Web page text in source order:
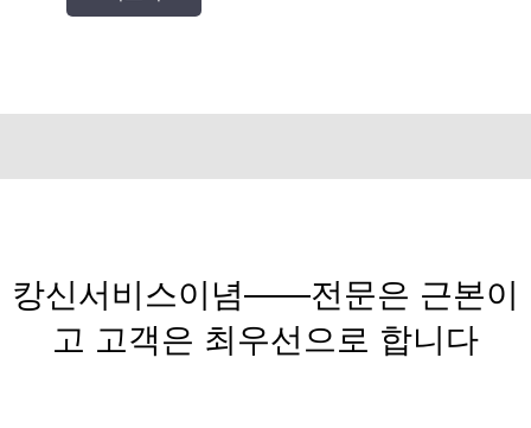
캉신서비스이념——전문은 근본이
고 고객은 최우선으로 합니다